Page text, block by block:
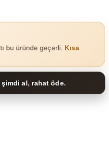
bu üründe geçerli. Kısa
al, rahat öde.